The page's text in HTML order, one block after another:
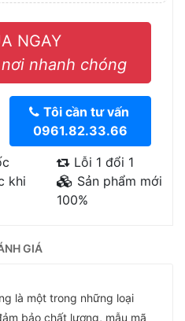
NGAY
nhanh chóng
Tôi cần tư vấn
0961.82.33.66
khi
Lỗi 1 đổi 1
Sản phẩm mới
100%
GIÁ
là một trong những loại
bảo chất lượng, mẫu mã